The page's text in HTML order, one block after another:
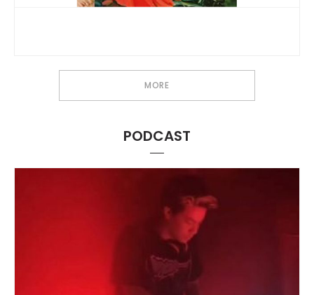
MORE
PODCAST